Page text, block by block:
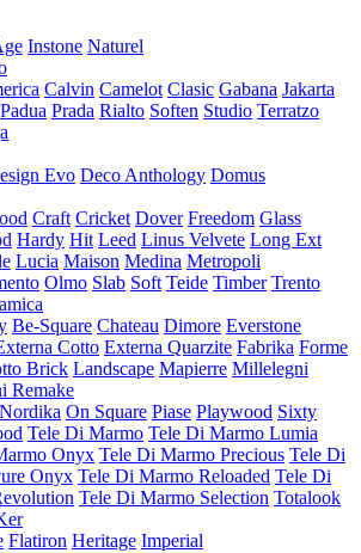
Instone Naturel
Calvin Camelot Clasic Gabana Jakarta
Padua Prada Rialto Soften Studio Terratzo
Evo Deco Anthology Domus
Craft Cricket Dover Freedom Glass
Hardy Hit Leed Linus Velvete Long Ext
Lucia Maison Medina Metropoli
Olmo Slab Soft Teide Timber Trento
Be-Square Chateau Dimore Everstone
Cotto Externa Quarzite Fabrika Forme
Brick Landscape Mapierre Millelegni
Remake
Nordika On Square Piase Playwood Sixty
Tele Di Marmo Tele Di Marmo Lumia
Onyx Tele Di Marmo Precious Tele Di
Onyx Tele Di Marmo Reloaded Tele Di
Tele Di Marmo Selection Totalook
Flatiron Heritage Imperial